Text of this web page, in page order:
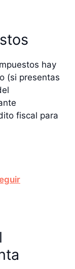
hay
(si presentas
fiscal para